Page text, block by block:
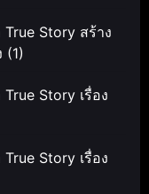
True Story สร้าง
(1)
Story เรื่อง
Story เรื่อง